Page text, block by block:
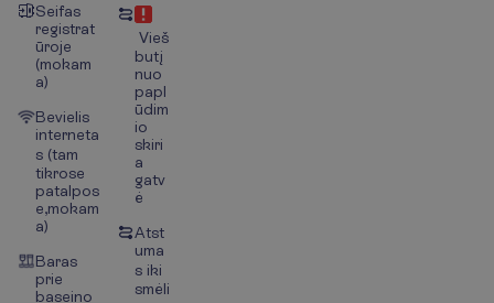
Seifas
registrat
ūroje
(mokam
a)
Bevielis
interneta
s (tam
tikrose
patalpos
e,mokam
a)
Baras
prie
baseino
Vieš
butį
nuo
papl
ūdim
io
skiri
a
gatv
ė
Atst
uma
s iki
smėli